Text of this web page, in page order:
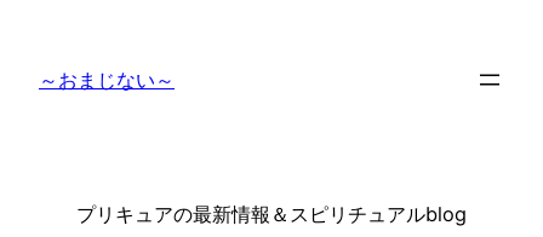
～おまじない～
プリキュアの最新情報＆スピリチュアルblog